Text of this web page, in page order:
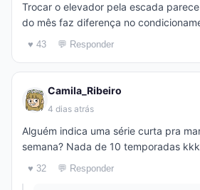
Trocar o elevador pela escada
do mês faz diferença no
♥ 43 💬 Responder
Camila_Ribeiro
4 dias atrás
Alguém indica uma série curta pra
semana? Nada de 10 temporadas kkk
♥ 32 💬 Responder